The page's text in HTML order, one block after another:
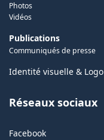
Photos
Vidéos
Publications
Communiqués de presse
Identité visuelle & Logo
Réseaux sociaux
Facebook